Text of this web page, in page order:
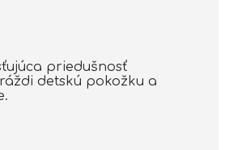
priedušnosť
detskú pokožku a